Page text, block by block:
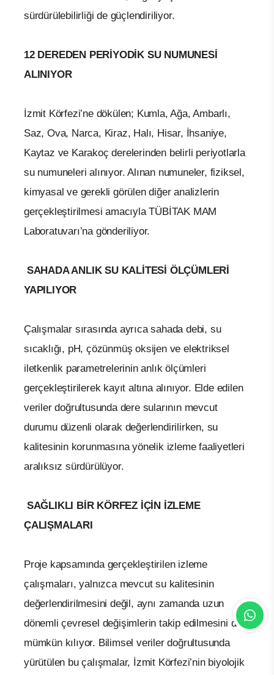
sürdürülebilirliği de güçlendiriliyor.
12 DEREDEN PERİYODİK SU NUMUNESİ
ALINIYOR
İzmit Körfezi’ne dökülen; Kumla, Ağa, Ambarlı,
Saz, Ova, Narca, Kiraz, Halı, Hisar, İhsaniye,
Kaytaz ve Karakoç derelerinden belirli periyotlarla
su numuneleri alınıyor. Alınan numuneler, fiziksel,
kimyasal ve gerekli görülen diğer analizlerin
gerçekleştirilmesi amacıyla TÜBİTAK MAM
Laboratuvarı’na gönderiliyor.
SAHADA ANLIK SU KALİTESİ ÖLÇÜMLERİ
YAPILIYOR
Çalışmalar sırasında ayrıca sahada debi, su
sıcaklığı, pH, çözünmüş oksijen ve elektriksel
iletkenlik parametrelerinin anlık ölçümleri
gerçekleştirilerek kayıt altına alınıyor. Elde edilen
veriler doğrultusunda dere sularının mevcut
durumu düzenli olarak değerlendirilirken, su
kalitesinin korunmasına yönelik izleme faaliyetleri
aralıksız sürdürülüyor.
SAĞLIKLI BİR KÖRFEZ İÇİN İZLEME
ÇALIŞMALARI
Proje kapsamında gerçekleştirilen izleme
çalışmaları, yalnızca mevcut su kalitesinin
değerlendirilmesini değil, aynı zamanda uzun
dönemli çevresel değişimlerin takip edilmesini de
mümkün kılıyor. Bilimsel veriler doğrultusunda
yürütülen bu çalışmalar, İzmit Körfezi’nin biyolojik